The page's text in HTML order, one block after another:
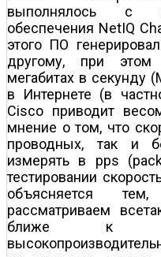
выполнялось с
обеспечения NetIQ
этого ПО
другому, при этом
мегабитах в секунду
в Интернете (в
Cisco приводит
мнение о том, что
проводных, так и
измерять в pps
тестировании
объясняется
рассматриваем
ближе к